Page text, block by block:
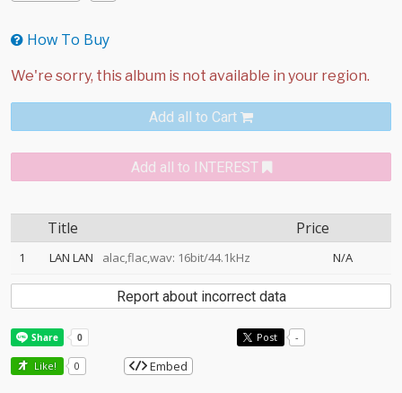
How To Buy
Add all to Cart
Add all to INTEREST
Title Price
1 LAN LAN alac,flac,wav: 16bit/44.1kHz N/A
Report about incorrect data
Post -
Like! 0 Embed